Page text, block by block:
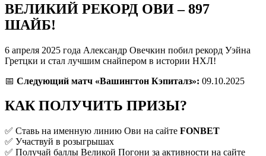
ВЕЛИКИЙ РЕКОРД ОВИ – 897
ШАЙБ!
6 апреля 2025 года Александр Овечкин побил рекорд Уэйна
Гретцки и стал лучшим снайпером в истории НХЛ!
📅 Следующий матч «Вашингтон Кэпиталз»: 09.10.2025
КАК ПОЛУЧИТЬ ПРИЗЫ?
✅ Ставь на именную линию Ови на сайте FONBET
✅ Участвуй в розыгрышах
✅ Получай баллы Великой Погони за активности на сайте